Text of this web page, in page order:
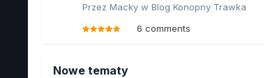
Przez Macky w Blog Konopny Trawka
6 comments
Nowe tematy